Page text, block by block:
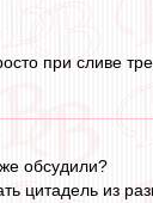
при сливе
обсудили?
цитадель из